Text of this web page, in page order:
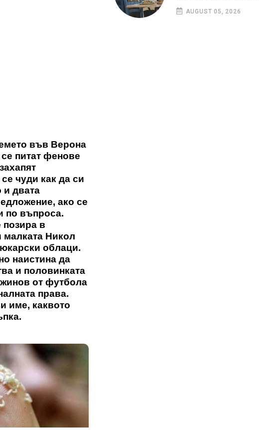
във Верона
питат фенове
чуди как да си
и двата
ако се
по въпроса.
в
малката Никол
облаци.
наистина да
и половинката
от футбола
права.
име, каквото
AUGUST 05, 2026